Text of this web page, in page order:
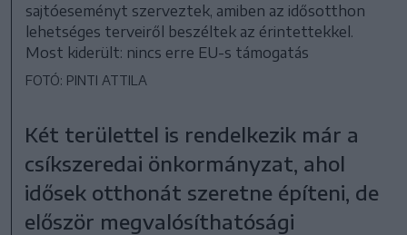
sajtóeseményt szerveztek, amiben az idősotthon
lehetséges terveiről beszéltek az érintettekkel.
Most kiderült: nincs erre EU-s támogatás
FOTÓ: PINTI ATTILA
Két területtel is rendelkezik már a
csíkszeredai önkormányzat, ahol
idősek otthonát szeretne építeni, de
először megvalósíthatósági